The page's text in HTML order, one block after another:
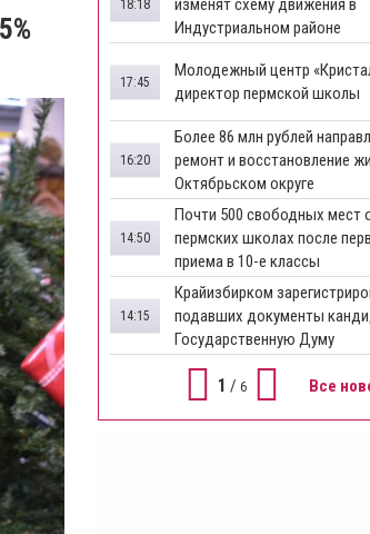
изменят схему движения в
Индустриальном районе
18:18
Молодежный центр
директор пермской школы
17:45
Более 86 млн рублей
ремонт и восстановление
Октябрьском округе
16:20
Почти 500 свободных мест
пермских школах после
приема в 10-е классы
14:50
Крайизбирком
подавших документы
Государственную Думу
14:15
1 / 6 Все